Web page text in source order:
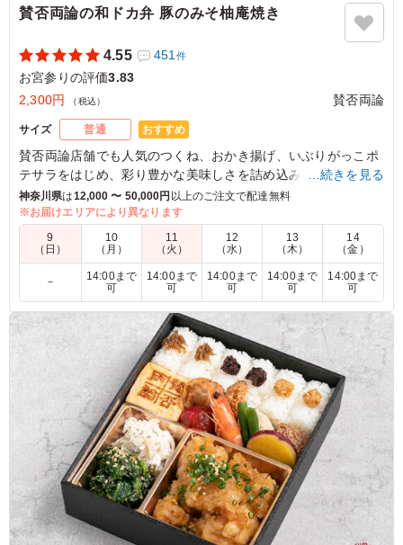
賛否両論の和ドカ弁 豚のみそ柚庵焼き
4.55 451件
お宮参りの評価3.83
2,300円
（税込） 賛否両論
サイズ 普通 おすすめ
賛否両論店舗でも人気のつくね、おかき揚げ、いぶりがっこポ
テサラをはじめ、彩り豊かな美味しさを詰め込みました。
「がっつり！でもさっぱり！」みそ漬けにして、ほんのりゆず
を効かせた豚を、しっとりと焼き上げてご飯にオン！
「美味しさも重さもずっしりくるのが嬉しい！」ご飯の上にお
かずを乗せた、笠原が大好きなドカ弁を、賛否両論スタイルで
お楽しみください。
こだわりの梅だれをかければ、あっという間に完食間違いなし
です。
4.0
冷めているのに味がしっかりしているからか、美味しく食
べることができました。お肉もたっぷりで、副菜もしっか
りとギュウギュウに詰め込んであり、大満足のお弁当でし
た。
ご利用シーン：お祝い›お宮参り
神奈川県横浜市緑区十日市場町2025/01/25
…続きを見る
神奈川県は12,000 〜 50,000円 以上のご注文で配達無料
※お届けエリアにより異なります
9
（日）
10
（月）
11
（火）
12
（水）
13
（木）
14
（金）
－
14:00まで
可
14:00まで
可
14:00まで
可
14:00まで
可
14:00まで
可